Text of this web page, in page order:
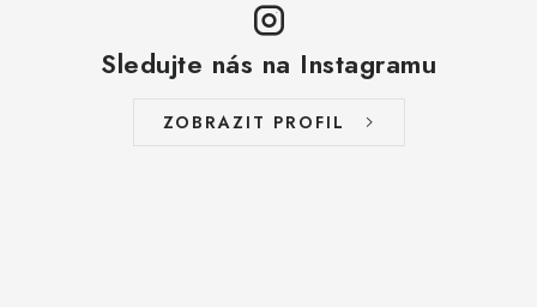
Sledujte nás na Instagramu
ZOBRAZIT PROFIL